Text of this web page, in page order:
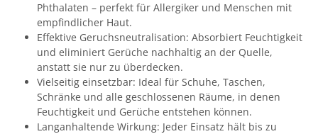
Phthalaten – perfekt für Allergiker und Menschen mit
empfindlicher Haut.
Effektive Geruchsneutralisation: Absorbiert Feuchtigkeit
und eliminiert Gerüche nachhaltig an der Quelle,
anstatt sie nur zu überdecken.
Vielseitig einsetzbar: Ideal für Schuhe, Taschen,
Schränke und alle geschlossenen Räume, in denen
Feuchtigkeit und Gerüche entstehen können.
Langanhaltende Wirkung: Jeder Einsatz hält bis zu